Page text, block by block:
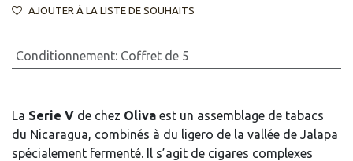
AJOUTER À LA LISTE DE SOUHAITS
Conditionnement: Coffret de 5
La Serie V de chez Oliva est un assemblage de tabacs
du Nicaragua, combinés à du ligero de la vallée de Jalapa
spécialement fermenté. Il s’agit de cigares complexes